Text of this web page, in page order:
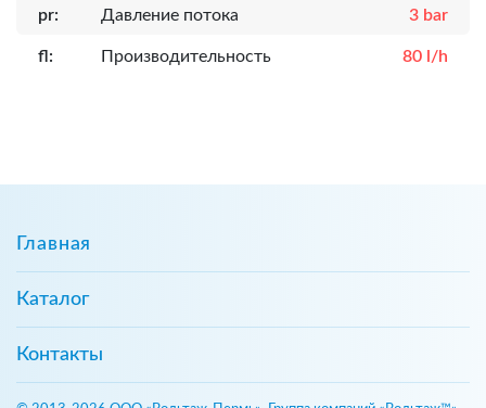
pr: Давление потока 3 bar
fl: Производительность 80 l/h
Главная
Каталог
Контакты